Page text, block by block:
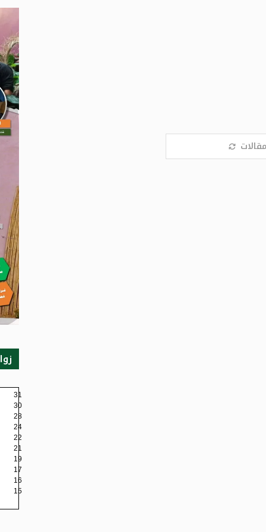
31
30
28
24
22
21
19
17
16
15